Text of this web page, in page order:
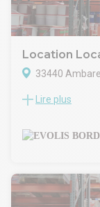
2 accès PL de
éclairage led
N'hésitez pas à
d'information,
Location
33440
Cet entrepôt
parfaitement aux
logistique ou
Le local dispose
comprise entre
Lire plus